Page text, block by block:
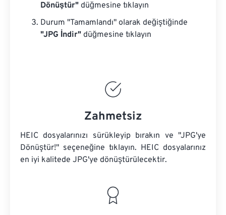
Dönüştür" düğmesine tıklayın
Durum "Tamamlandı" olarak değiştiğinde
"JPG İndir" düğmesine tıklayın
Zahmetsiz
HEIC dosyalarınızı sürükleyip bırakın ve "JPG'ye
Dönüştür!" seçeneğine tıklayın. HEIC dosyalarınız
en iyi kalitede JPG'ye dönüştürülecektir.